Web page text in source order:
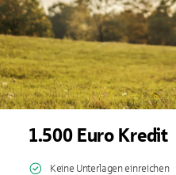
1.500 Euro Kredit
Keine Unterlagen einreichen